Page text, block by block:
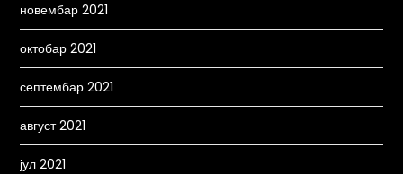
новембар 2021
октобар 2021
септембар 2021
август 2021
јул 2021